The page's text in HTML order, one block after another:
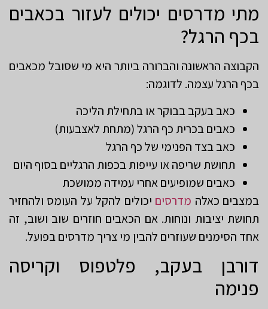
מתי מדרסים יכולים לעזור בכאבים
בכף הרגל?
הקבוצה הראשונה והברורה ביותר היא מי שסובל מכאבים
בכף הרגל עצמה. לדוגמה:
כאב בעקב בבוקר או בתחילת הליכה
כאבים בכרית כף הרגל (מתחת לאצבעות)
כאב בצד הפנימי של כף הרגל
תחושת שריפה או עייפות בכפות הרגליים בסוף היום
כאבים שמופיעים אחרי עמידה ממושכת
במצבים כאלה מדרסים יכולים להקל על העומס ולהחזיר
תחושת יציבות ונוחות. אם הכאבים חוזרים שוב ושוב, זה
אחד הסימנים שעוזרים להבין מי צריך מדרסים בפועל.
דורבן בעקב, פלטפוס וקריסה
פנימה